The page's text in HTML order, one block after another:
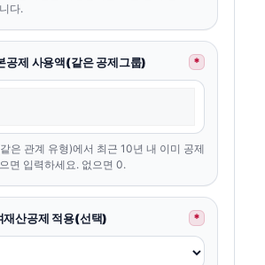
다.
공제 사용액(같은 공제그룹) *
은 관계 유형)에서 최근 10년 내 이미 공제
면 입력하세요. 없으면 0.
재산공제 적용(선택) *